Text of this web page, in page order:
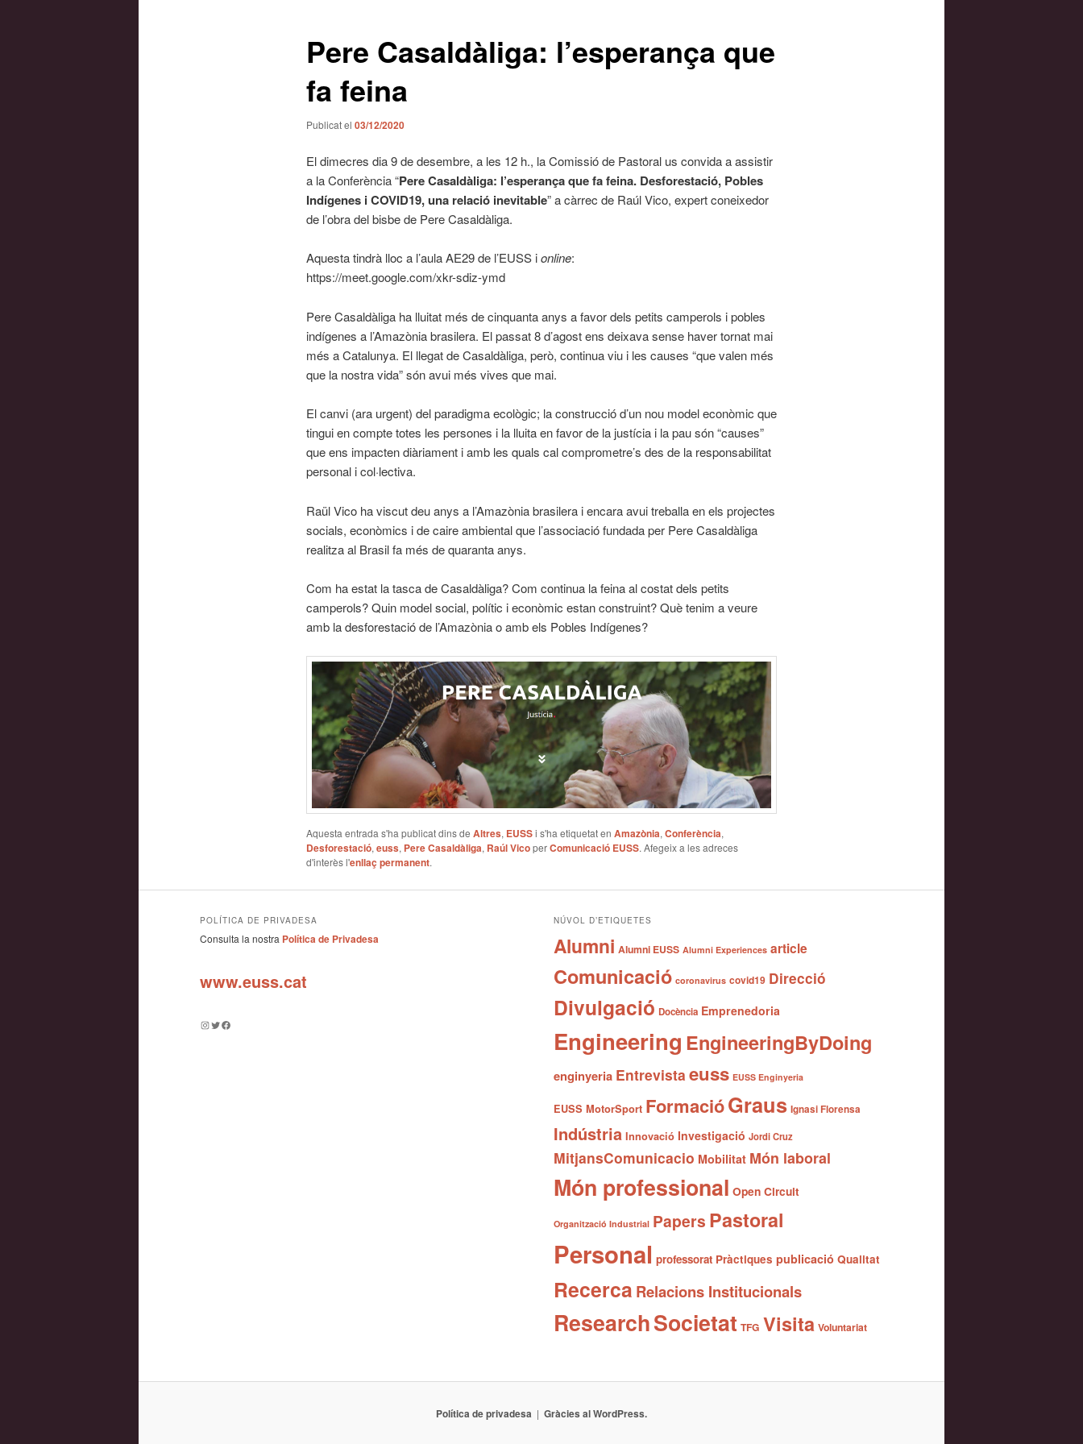
Pere Casaldàliga: l’esperança que
fa feina
Publicat el 03/12/2020
El dimecres dia 9 de desembre, a les 12 h., la Comissió de Pastoral us convida a assistir
a la Conferència “Pere Casaldàliga: l’esperança que fa feina. Desforestació, Pobles
Indígenes i COVID19, una relació inevitable” a càrrec de Raúl Vico, expert coneixedor
de l’obra del bisbe de Pere Casaldàliga.
Aquesta tindrà lloc a l’aula AE29 de l’EUSS ionline:
https://meet.google.com/xkr-sdiz-ymd
Pere Casaldàliga ha lluitat més de cinquanta anys a favor dels petits camperols i pobles
indígenes a l’Amazònia brasilera. El passat 8 d’agost ens deixava sense haver tornat mai
més a Catalunya. El llegat de Casaldàliga, però, continua viu i les causes “que valen més
que la nostra vida” són avui més vives que mai.
El canvi (ara urgent) del paradigma ecològic; la construcció d’un nou model econòmic que
tingui en compte totes les persones i la lluita en favor de la justícia i la pau són “causes”
que ens impacten diàriament i amb les quals cal comprometre’s des de la responsabilitat
personal i col·lectiva.
Raül Vico ha viscut deu anys a l’Amazònia brasilera i encara avui treballa en els projectes
socials, econòmics i de caire ambiental que l’associació fundada per Pere Casaldàliga
realitza al Brasil fa més de quaranta anys.
Com ha estat la tasca de Casaldàliga? Com continua la feina al costat dels petits
camperols? Quin model social, polític i econòmic estan construint? Què tenim a veure
amb la desforestació de l’Amazònia o amb els Pobles Indígenes?
Aquesta entrada s'ha publicat dins de Altres, EUSSi s'ha etiquetat en Amazònia, Conferència,
Desforestació, euss, Pere Casaldàliga, Raúl VicoperComunicació EUSS. Afegeix a les adreces
d'interès l'enllaç permanent.
POLÍTICA DE PRIVADESA
Consulta la nostra Política de Privadesa
www.euss.cat
Instagram
TwitterFacebook
NÚVOL D’ETIQUETES
Alumni Alumni EUSS Alumni Experiences article
Comunicació coronavirus covid19 Direcció
Divulgació Docència Emprenedoria
Engineering EngineeringByDoing
enginyeria Entrevista euss EUSS Enginyeria
EUSS MotorSport FormacióGraus Ignasi Florensa
Indústria Innovació Investigació Jordi Cruz
MitjansComunicacio Mobilitat Món laboral
Món professional Open Circuit
Organització Industrial Papers Pastoral
Personal professorat Pràctiques publicació Qualitat
Recerca Relacions Institucionals
ResearchSocietat TFG Visita Voluntariat
Política de privadesa Gràcies al WordPress.